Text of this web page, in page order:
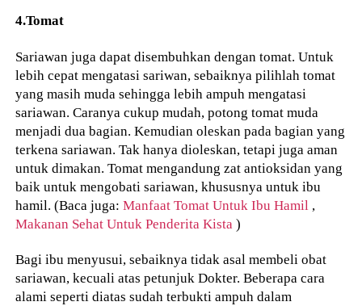
4.Tomat
Sariawan juga dapat disembuhkan dengan tomat. Untuk
lebih cepat mengatasi sariwan, sebaiknya pilihlah tomat
yang masih muda sehingga lebih ampuh mengatasi
sariawan. Caranya cukup mudah, potong tomat muda
menjadi dua bagian. Kemudian oleskan pada bagian yang
terkena sariawan. Tak hanya dioleskan, tetapi juga aman
untuk dimakan. Tomat mengandung zat antioksidan yang
baik untuk mengobati sariawan, khususnya untuk ibu
hamil. (Baca juga:Manfaat Tomat Untuk Ibu Hamil ,
Makanan Sehat Untuk Penderita Kista )
Bagi ibu menyusui, sebaiknya tidak asal membeli obat
sariawan, kecuali atas petunjuk Dokter. Beberapa cara
alami seperti diatas sudah terbukti ampuh dalam